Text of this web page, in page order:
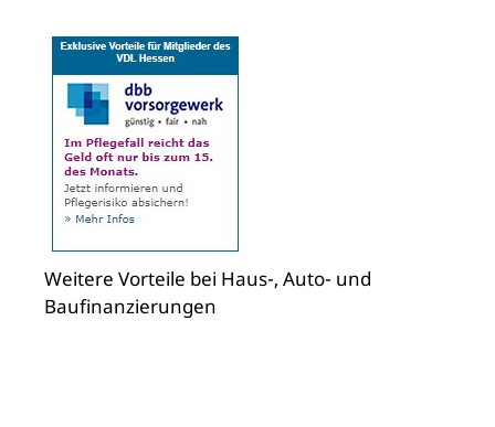
Weitere Vorteile bei Haus-, Auto- und
Baufinanzierungen